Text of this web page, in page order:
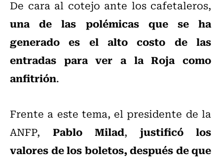
De cara al cotejo ante los cafetaleros,
una de las polémicas que se ha
generado es el alto costo de las
entradas para ver a la Roja como
anfitrión.
Frente a este tema, el presidente de la
ANFP, Pablo Milad, justificó los
valores de los boletos, después de que